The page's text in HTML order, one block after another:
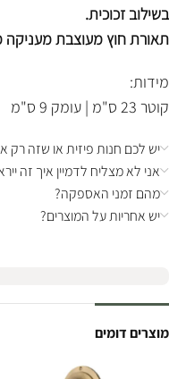
בשילוב זכוכית.
תאורת חוץ מעוצבת מעניקה
מידות:
קוטר 23 ס"מ | עומק 9 ס"מ
יש לכם חנות פיזית או שזה רק
אני לא מצליח לדמיין איך זה
מהם זמני האספקה?
יש אחריות על המוצרים?
מוצרים דומים